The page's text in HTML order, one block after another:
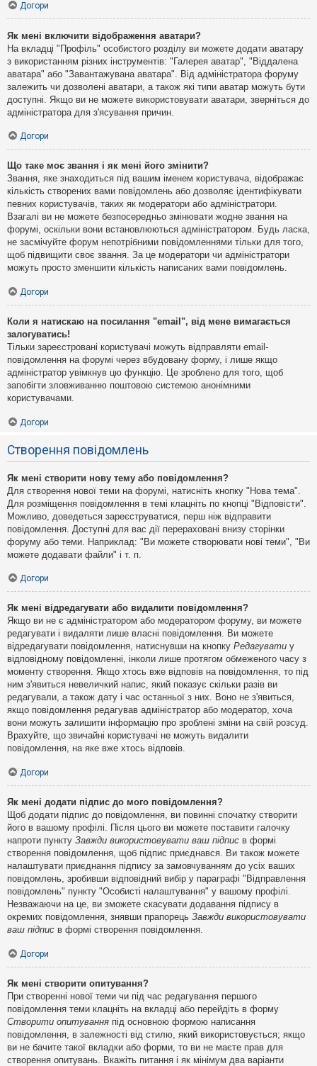
Догори
Як мені включити відображення аватари?
На вкладці "Профіль" особистого розділу ви можете додати аватару
з використанням різних інструментів: "Галерея аватар", "Віддалена
аватара" або "Завантажувана аватара". Від адміністратора форуму
залежить чи дозволені аватари, а також які типи аватар можуть бути
доступні. Якщо ви не можете використовувати аватари, зверніться до
адміністратора для з'ясування причин.
Догори
Що таке моє звання і як мені його змінити?
Звання, яке знаходиться під вашим іменем користувача, відображає
кількість створених вами повідомлень або дозволяє ідентифікувати
певних користувачів, таких як модератори або адміністратори.
Взагалі ви не можете безпосередньо змінювати жодне звання на
форумі, оскільки вони встановлюються адміністратором. Будь ласка,
не засмічуйте форум непотрібними повідомленнями тільки для того,
щоб підвищити своє звання. За це модератори чи адміністратори
можуть просто зменшити кількість написаних вами повідомлень.
Догори
Коли я натискаю на посилання "email", від мене вимагається
залогуватись!
Тільки зареєстровані користувачі можуть відправляти email-
повідомлення на форумі через вбудовану форму, і лише якщо
адміністратор увімкнув цю функцію. Це зроблено для того, щоб
запобігти зловживанню поштовою системою анонімними
користувачами.
Догори
Створення повідомлень
Як мені створити нову тему або повідомлення?
Для створення нової теми на форумі, натисніть кнопку "Нова тема".
Для розміщення повідомлення в темі клацніть по кнопці "Відповісти".
Можливо, доведеться зареєструватися, перш ніж відправити
повідомлення. Доступні для вас дії перераховані внизу сторінки
форуму або теми. Наприклад: "Ви можете створювати нові теми", "Ви
можете додавати файли" і т. п.
Догори
Як мені відредагувати або видалити повідомлення?
Якщо ви не є адміністратором або модератором форуму, ви можете
редагувати і видаляти лише власні повідомлення. Ви можете
відредагувати повідомлення, натиснувши на кнопку Редагувати у
відповідному повідомленні, інколи лише протягом обмеженого часу з
моменту створення. Якщо хтось вже відповів на повідомлення, то під
ним з'явиться невеличкий напис, який показує скільки разів ви
редагували, а також дату і час останньої з них. Воно не з'явиться,
якщо повідомлення редагував адміністратор або модератор, хоча
вони можуть залишити інформацію про зроблені зміни на свій розсуд.
Врахуйте, що звичайні користувачі не можуть видалити
повідомлення, на яке вже хтось відповів.
Догори
Як мені додати підпис до мого повідомлення?
Щоб додати підпис до повідомлення, ви повинні спочатку створити
його в вашому профілі. Після цього ви можете поставити галочку
напроти пункту Завжди використовувати ваш підпис в формі
створення повідомлення, щоб підпис приєднався. Ви також можете
налаштувати приєднання підпису за замовчуванням до усіх ваших
повідомлень, зробивши відповідний вибір у параграфі "Відправлення
повідомлень" пункту "Особисті налаштування" у вашому профілі.
Незважаючи на це, ви зможете скасувати додавання підпису в
окремих повідомлення, знявши прапорець Завжди використовувати
ваш підпис в формі створення повідомлення.
Догори
Як мені створити опитування?
При створенні нової теми чи під час редагування першого
повідомлення теми клацніть на вкладці або перейдіть в форму
Створити опитування під основною формою написання
повідомлення, в залежності від стилю, який використовується; якщо
ви не бачите такої вкладки або форми, то ви не маєте прав для
створення опитувань. Вкажіть питання і як мінімум два варіанти